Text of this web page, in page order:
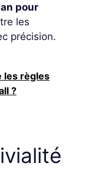
pour
les
précision.
les règles
?